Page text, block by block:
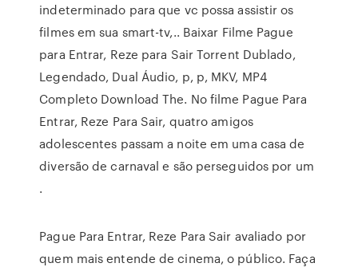
indeterminado para que vc possa assistir os
filmes em sua smart-tv,.. Baixar Filme Pague
para Entrar, Reze para Sair Torrent Dublado,
Legendado, Dual Áudio, p, p, MKV, MP4
Completo Download The. No filme Pague Para
Entrar, Reze Para Sair, quatro amigos
adolescentes passam a noite em uma casa de
diversão de carnaval e são perseguidos por um
.
Pague Para Entrar, Reze Para Sair avaliado por
quem mais entende de cinema, o público. Faça